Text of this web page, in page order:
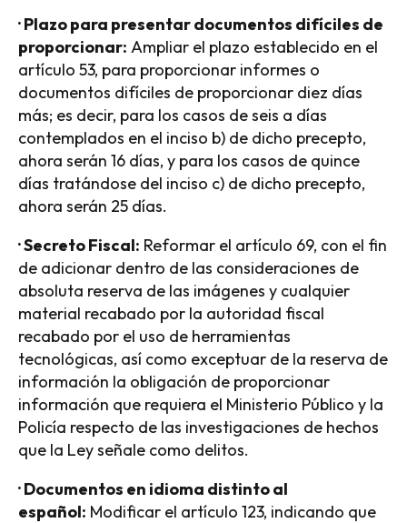
· Plazo para presentar documentos difíciles de
proporcionar: Ampliar el plazo establecido en el
artículo 53, para proporcionar informes o
documentos difíciles de proporcionar diez días
más; es decir, para los casos de seis a días
contemplados en el inciso b) de dicho precepto,
ahora serán 16 días, y para los casos de quince
días tratándose del inciso c) de dicho precepto,
ahora serán 25 días.
· Secreto Fiscal: Reformar el artículo 69, con el fin
de adicionar dentro de las consideraciones de
absoluta reserva de las imágenes y cualquier
material recabado por la autoridad fiscal
recabado por el uso de herramientas
tecnológicas, así como exceptuar de la reserva de
información la obligación de proporcionar
información que requiera el Ministerio Público y la
Policía respecto de las investigaciones de hechos
que la Ley señale como delitos.
· Documentos en idioma distinto al
español: Modificar el artículo 123, indicando que